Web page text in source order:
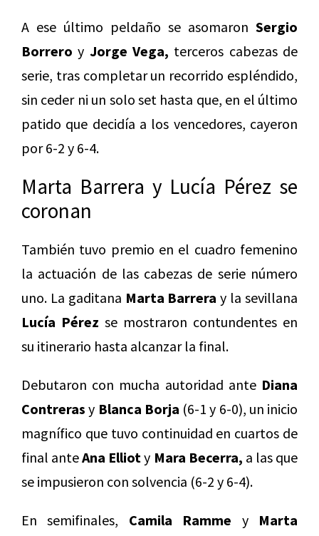
A ese último peldaño se asomaron Sergio
Borrero y Jorge Vega, terceros cabezas de
serie, tras completar un recorrido espléndido,
sin ceder ni un solo set hasta que, en el último
patido que decidía a los vencedores, cayeron
por 6-2 y 6-4.
Marta Barrera y Lucía Pérez se
coronan
También tuvo premio en el cuadro femenino
la actuación de las cabezas de serie número
uno. La gaditana Marta Barrera y la sevillana
Lucía Pérez se mostraron contundentes en
su itinerario hasta alcanzar la final.
Debutaron con mucha autoridad ante Diana
Contreras y Blanca Borja (6-1 y 6-0), un inicio
magnífico que tuvo continuidad en cuartos de
final anteAna Ellioty Mara Becerra, a las que
se impusieron con solvencia (6-2 y 6-4).
En semifinales, Camila Ramme y Marta